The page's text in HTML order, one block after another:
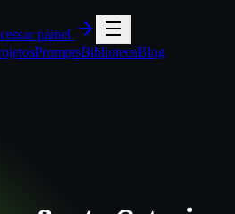
painel
PromptsBibliotecaBlog